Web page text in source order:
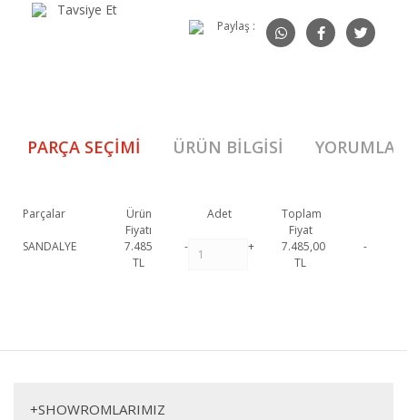
Tavsiye Et
Paylaş :
PARÇA SEÇIMI ÜRÜN BILGISI YORUMLAR
Parçalar
Ürün
Fiyatı
Adet
Toplam
Fiyat
SANDALYE
7.485
TL
- +
7.485,00
TL
-
Stella Sandalye
+SHOWROMLARIMIZ